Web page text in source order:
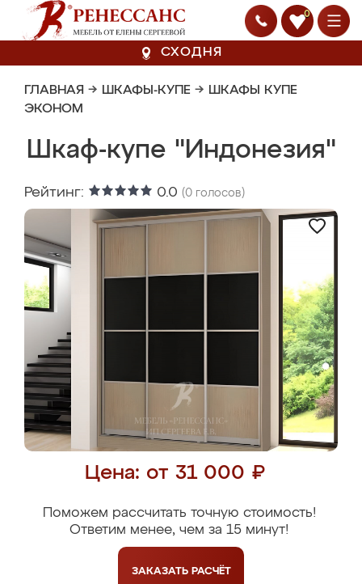
0
СХОДНЯ
ГЛАВНАЯ → ШКАФЫ-КУПЕ → ШКАФЫ КУПЕ
ЭКОНОМ
Шкаф-купе "Индонезия"
Рейтинг: 0.0 (0 голосов)
Цена: от 31 000 ₽
Поможем рассчитать точную стоимость!
Ответим менее, чем за 15 минут!
ЗАКАЗАТЬ РАСЧЁТ